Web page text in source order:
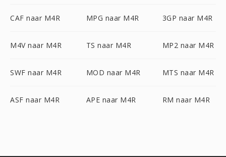
CAF naar M4R MPG naar M4R 3GP naar M4R
M4V naar M4R TS naar M4R MP2 naar M4R
SWF naar M4R MOD naar M4R MTS naar M4R
ASF naar M4R APE naar M4R RM naar M4R